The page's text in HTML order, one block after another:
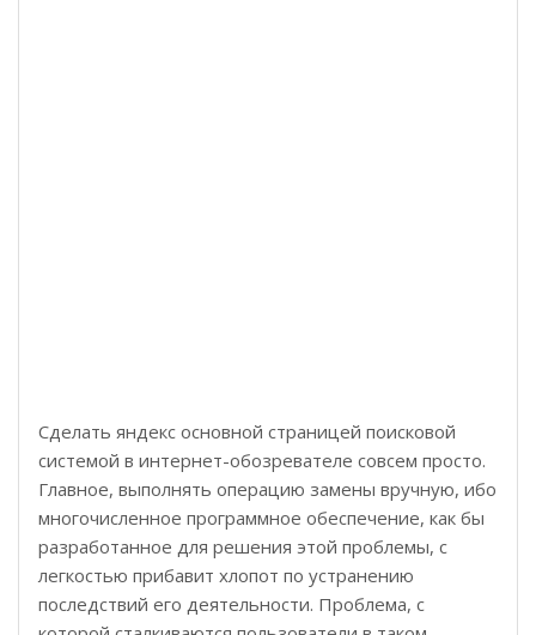
Сделать яндекс основной страницей поисковой
системой в интернет-обозревателе совсем просто.
Главное, выполнять операцию замены вручную, ибо
многочисленное программное обеспечение, как бы
разработанное для решения этой проблемы, с
легкостью прибавит хлопот по устранению
последствий его деятельности. Проблема, с